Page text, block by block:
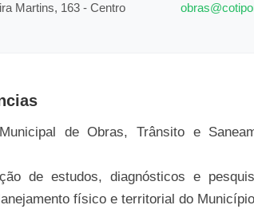
Martins, 163 - Centro
de Obras, Trânsito e
de estudos, diagnósticos e
físico e territorial do